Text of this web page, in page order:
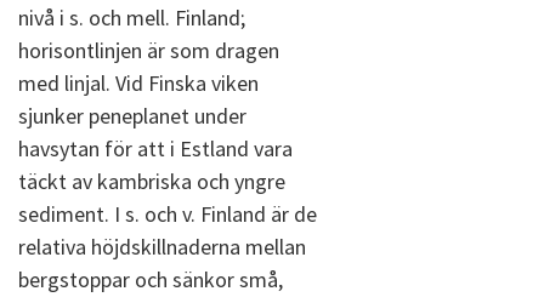
nivå i s. och mell. Finland;
horisontlinjen är som dragen
med linjal. Vid Finska viken
sjunker peneplanet under
havsytan för att i Estland vara
täckt av kambriska och yngre
sediment. I s. och v. Finland är de
relativa höjdskillnaderna mellan
bergstoppar och sänkor små,